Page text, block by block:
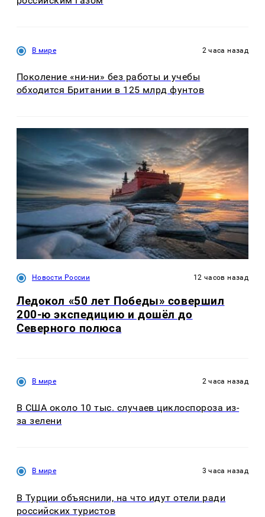
В мире 2 часа назад
Поколение «ни-ни» без работы и учебы
обходится Британии в 125 млрд фунтов
Новости России 12 часов назад
Ледокол «50 лет Победы» совершил
200-ю экспедицию и дошёл до
Северного полюса
В мире 2 часа назад
В США около 10 тыс. случаев циклоспороза из-
за зелени
В мире 3 часа назад
В Турции объяснили, на что идут отели ради
российских туристов